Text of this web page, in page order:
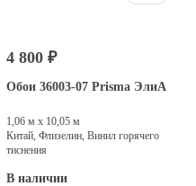
4 800 ₽
Обои 36003-07 Prisma ЭлиА
1,06 м х 10,05 м
Китай, Флизелин, Винил горячего
тиснения
В наличии